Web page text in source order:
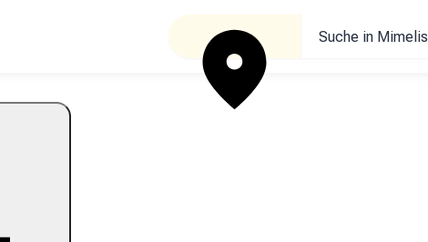
Suche in Mimelis